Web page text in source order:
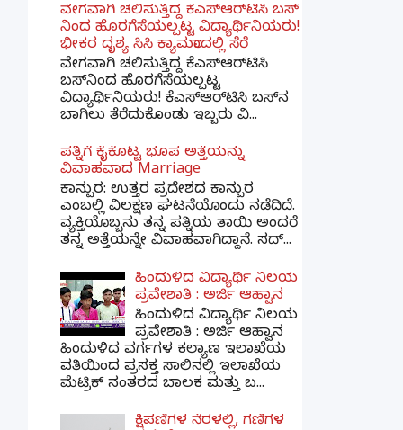
ವೇಗವಾಗಿ ಚಲಿಸುತ್ತಿದ್ದ ಕೆಎಸ್​ಆರ್​ಟಿಸಿ ಬಸ್​
ನಿಂದ ಹೊರಗೆಸೆಯಲ್ಪಟ್ಟ ವಿದ್ಯಾರ್ಥಿನಿಯರು!
ಭೀಕರ ದೃಶ್ಯ ಸಿಸಿ ಕ್ಯಾಮರಾದಲ್ಲಿ ಸೆರೆ
ವೇಗವಾಗಿ ಚಲಿಸುತ್ತಿದ್ದ ಕೆಎಸ್‌ಆರ್‌ಟಿಸಿ
ಬಸ್‌ನಿಂದ ಹೊರಗೆಸೆಯಲ್ಪಟ್ಟ
ವಿದ್ಯಾರ್ಥಿನಿಯರು! ಕೆಎಸ್‌ಆರ್‌ಟಿಸಿ ಬಸ್‌ನ
ಬಾಗಿಲು ತೆರೆದುಕೊಂಡು ಇಬ್ಬರು ವಿ...
ಪತ್ನಿಗೆ ಕೈಕೊಟ್ಟ ಭೂಪ ಅತ್ತೆಯನ್ನು
ವಿವಾಹವಾದ Marriage
ಕಾನ್ಪುರ: ಉತ್ತರ ಪ್ರದೇಶದ ಕಾನ್ಪುರ
ಎಂಬಲ್ಲಿ ವಿಲಕ್ಷಣ ಘಟನೆಯೊಂದು ನಡೆದಿದೆ.
ವ್ಯಕ್ತಿಯೊಬ್ಬನು ತನ್ನ ಪತ್ನಿಯ ತಾಯಿ ಅಂದರೆ
ತನ್ನ ಅತ್ತೆಯನ್ನೇ ವಿವಾಹವಾಗಿದ್ದಾನೆ. ಸದ್...
ಹಿಂದುಳಿದ ವಿದ್ಯಾರ್ಥಿ ನಿಲಯ
ಪ್ರವೇಶಾತಿ : ಅರ್ಜಿ ಆಹ್ವಾನ
ಹಿಂದುಳಿದ ವಿದ್ಯಾರ್ಥಿ ನಿಲಯ
ಪ್ರವೇಶಾತಿ : ಅರ್ಜಿ ಆಹ್ವಾನ
ಹಿಂದುಳಿದ ವರ್ಗಗಳ ಕಲ್ಯಾಣ ಇಲಾಖೆಯ
ವತಿಯಿಂದ ಪ್ರಸಕ್ತ ಸಾಲಿನಲ್ಲಿ ಇಲಾಖೆಯ
ಮೆಟ್ರಿಕ್ ನಂತರದ ಬಾಲಕ ಮತ್ತು ಬ...
ಕ್ಷಿಪಣಿಗಳ ನೆರಳಲ್ಲಿ, ಗಣಿಗಳ